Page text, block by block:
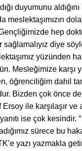
duyumunu
hep
sağlamalıyız diye
yüzünden
Mesleğimize
öğrenciliğim dahil
Bizden çok önce
ile karşılaşır ve
ise çok kesindir.
sürece bu
yazı yazmakla